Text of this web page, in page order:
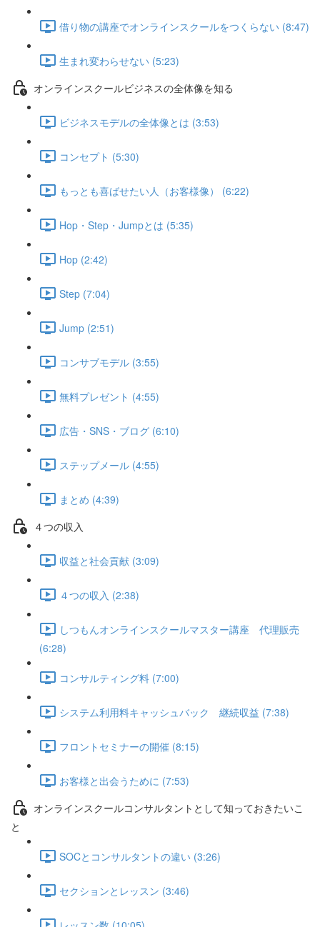
借り物の講座でオンラインスクールをつくらない (8:47)
生まれ変わらせない (5:23)
オンラインスクールビジネスの全体像を知る
ビジネスモデルの全体像とは (3:53)
コンセプト (5:30)
もっとも喜ばせたい人（お客様像） (6:22)
Hop・Step・Jumpとは (5:35)
Hop (2:42)
Step (7:04)
Jump (2:51)
コンサブモデル (3:55)
無料プレゼント (4:55)
広告・SNS・ブログ (6:10)
ステップメール (4:55)
まとめ (4:39)
４つの収入
収益と社会貢献 (3:09)
４つの収入 (2:38)
しつもんオンラインスクールマスター講座 代理販売
(6:28)
コンサルティング料 (7:00)
システム利用料キャッシュバック 継続収益 (7:38)
フロントセミナーの開催 (8:15)
お客様と出会うために (7:53)
オンラインスクールコンサルタントとして知っておきたいこ
と
SOCとコンサルタントの違い (3:26)
セクションとレッスン (3:46)